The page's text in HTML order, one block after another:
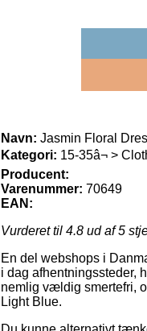
Navn: Jasmin Floral
Kategori: 15-35â¬ >
Producent:
Varenummer: 70649
EAN:
Vurderet til 4.8 ud af 5
En del webshops i
i dag afhentningssteder,
nemlig vældig smertefri,
Light Blue.